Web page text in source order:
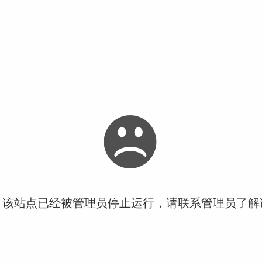
站点已经被管理员停止运行，请联系管理员了